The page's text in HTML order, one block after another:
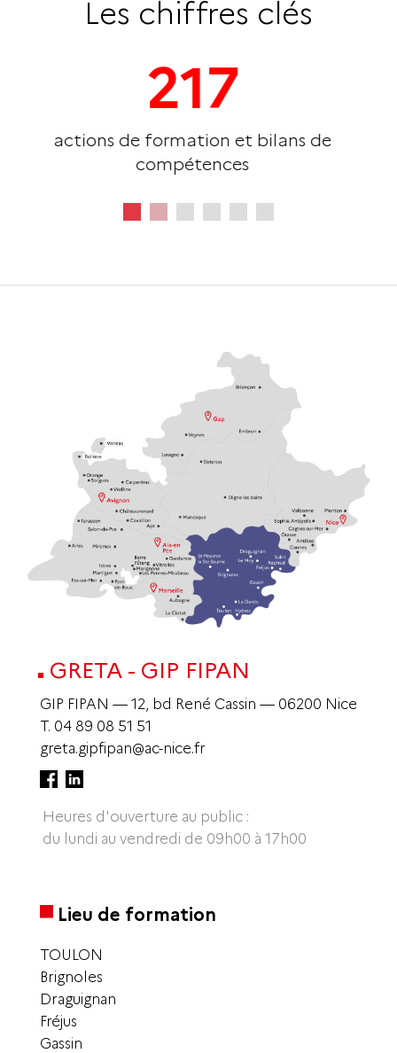
Les chiffres clés
217
de formation et bilans de
compétences
GRETA - GIP FIPAN
GIP FIPAN — 12, bd René Cassin — 06200 Nice
T. 04 89 08 51 51
greta.gipfipan@ac-nice.fr
Heures d'ouverture au public :
du lundi au vendredi de 09h00 à 17h00
Lieu de formation
TOULON
Brignoles
Draguignan
Fréjus
Gassin